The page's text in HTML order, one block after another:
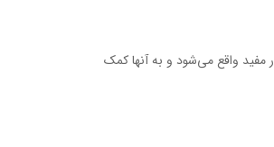
مفید واقع می‌شود و به آنها کمک